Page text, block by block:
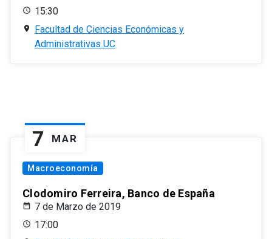
15:30
Facultad de Ciencias Económicas y
Administrativas UC
7 MAR
Macroeconomía
Clodomiro Ferreira, Banco de España
7 de Marzo de 2019
17:00